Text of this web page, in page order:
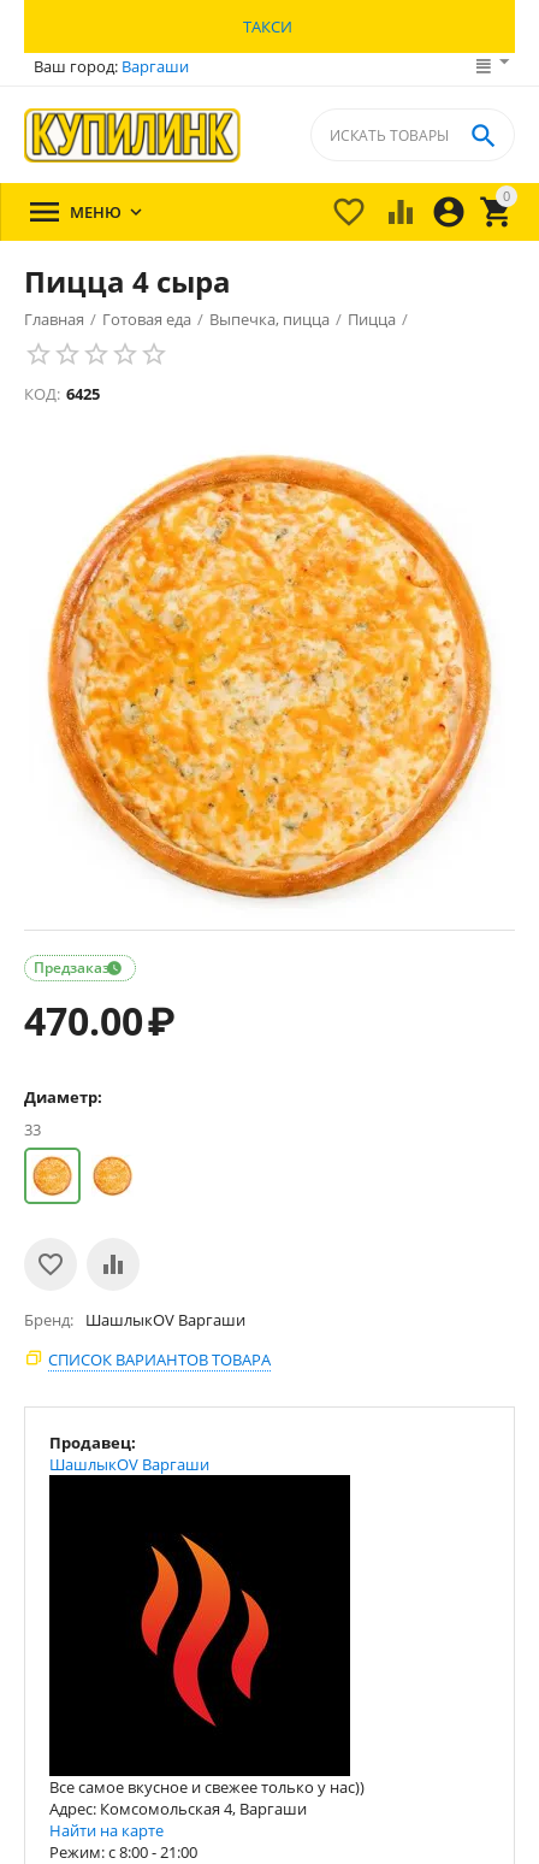
ТАКСИ
Ваш город: Варгаши
0


 

 МЕНЮ 
Пицца 4 сыра
Главная / Готовая еда / Выпечка, пицца / Пицца /
КОД: 6425

Предзаказ
470.00₽
Диаметр:
33
Бренд
ШашлыкOV Варгаши
СПИСОК ВАРИАНТОВ ТОВАРА
Продавец:
ШашлыкOV Варгаши
Все самое вкусное и свежее только у нас))
Адрес: Комсомольская 4, Варгаши
Найти на карте
Режим: c 8:00 - 21:00